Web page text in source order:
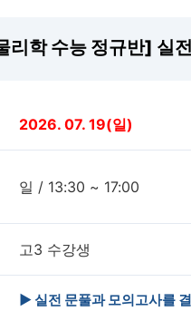
리학 수능 정규반] 실
2026. 07. 19(일)
일 / 13:30 ~ 17:00
고3 수강생
▶ 실전 문풀과 모의고사를